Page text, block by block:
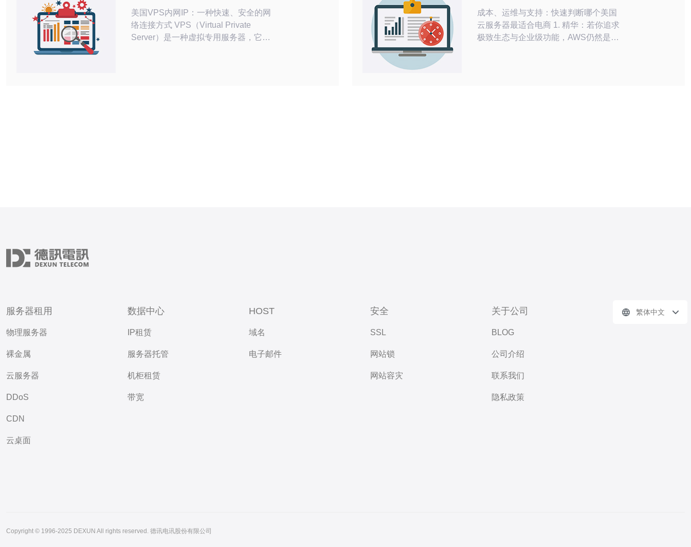
美国VPS内网IP：一种快速、安全的网
络连接方式 VPS（Virtual Private
Server）是一种虚拟专用服务器，它在
成本、运维与支持：快速判断哪个美国
云服务器最适合电商 1. 精华：若你追求
极致生态与企业级功能，AWS仍然是多
服务器租用
物理服务器
裸金属
云服务器
DDoS
CDN
云桌面
数据中心
IP租赁
服务器托管
机柜租赁
带宽
HOST
域名
电子邮件
安全
SSL
网站锁
网站容灾
关于公司
BLOG
公司介绍
联系我们
隐私政策
繁体中文
Copyright © 1996-2025 DEXUN All rights reserved. 德讯电讯股份有限公司